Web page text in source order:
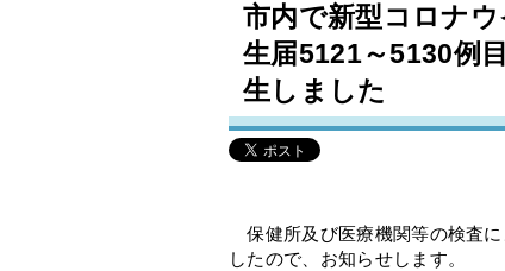
市内で新型コロナ
生届5121～5130例
生しました
保健所及び医療機関等の検査に
したので、お知らせします。